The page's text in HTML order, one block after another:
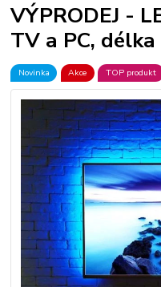
VÝPRODEJ -
TV a PC,
Novinka Akce TOP produkt